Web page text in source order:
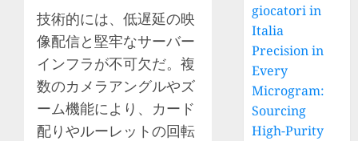
技術的には、低遅延の映
像配信と堅牢なサーバー
インフラが不可欠だ。複
数のカメラアングルやズ
ーム機能により、カード
配りやルーレットの回転
giocatori in
Italia
Precision in
Every
Microgram:
Sourcing
High-Purity